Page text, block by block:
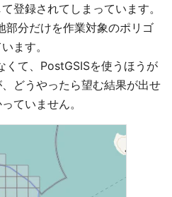
登録されてしまっています。
部分だけを作業対象のポリゴ
ます。
くて、PostGSISを使うほうが
どうやったら望む結果が出せ
ていません。